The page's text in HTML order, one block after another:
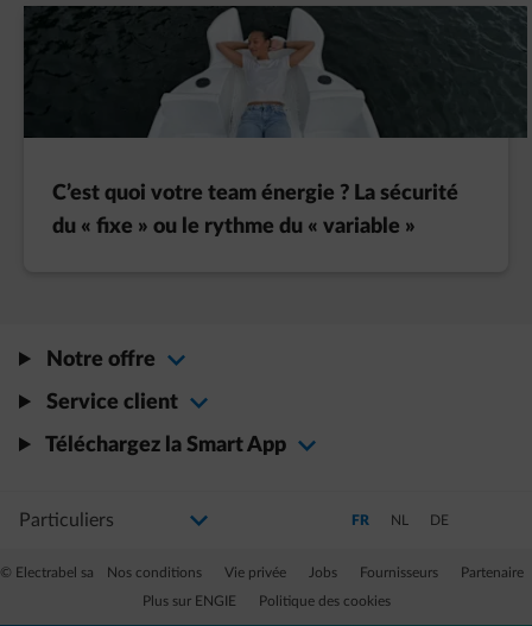
C’est quoi votre team énergie ? La sécurité
du « fixe » ou le rythme du « variable »
Notre offre
Service client
Téléchargez la Smart App
Sélectionnez votre profil
La modification de la sélection permettra d'accéder à une nouvelle page
© Electrabel sa Nos conditions Vie privée Jobs Fournisseurs
Partenaire
Plus sur ENGIE
Politique des cookies
Passer en Français (Langue
FR Passer en Néerlandais
NL Passer en
DE